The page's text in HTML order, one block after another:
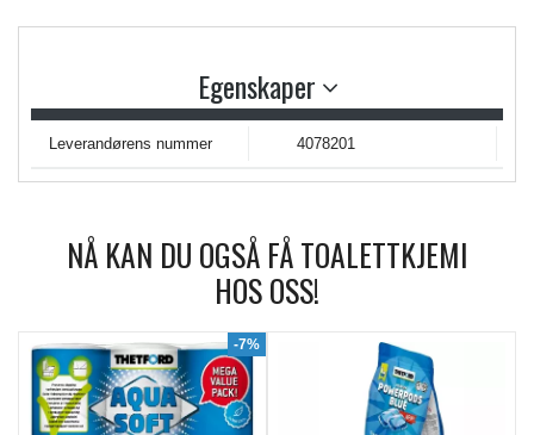
Egenskaper
Leverandørens nummer 4078201
NÅ KAN DU OGSÅ FÅ TOALETTKJEMI
HOS OSS!
-7%